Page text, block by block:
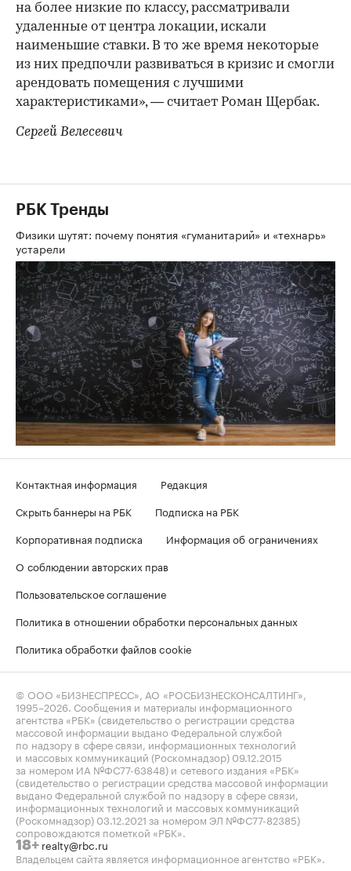
на более низкие по классу, рассматривали
удаленные от центра локации, искали
наименьшие ставки. В то же время некоторые
из них предпочли развиваться в кризис и смогли
арендовать помещения с лучшими
характеристиками», — считает Роман Щербак.
Сергей Велесевич
РБК Тренды
Физики шутят: почему понятия «гуманитарий» и «технарь»
устарели
Контактная информация
Редакция
Скрыть баннеры на РБК
Подписка на РБК
Корпоративная подписка
Информация об ограничениях
О соблюдении авторских прав
Пользовательское соглашение
Политика в отношении обработки персональных данных
Политика обработки файлов cookie
© ООО «БИЗНЕСПРЕСС», АО «РОСБИЗНЕСКОНСАЛТИНГ»,
1995–2026 . Сообщения и материалы информационного
агентства «РБК» (свидетельство о регистрации средства
массовой информации выдано Федеральной службой
по надзору в сфере связи, информационных технологий
и массовых коммуникаций (Роскомнадзор) 09.12.2015
за номером ИА №ФС77-63848) и сетевого издания «РБК»
(свидетельство о регистрации средства массовой информации
выдано Федеральной службой по надзору в сфере связи,
информационных технологий и массовых коммуникаций
(Роскомнадзор) 03.12.2021 за номером ЭЛ №ФС77-82385)
сопровождаются пометкой «РБК».
18+ realty@rbc.ru
Владельцем сайта является информационное агентство «РБК».